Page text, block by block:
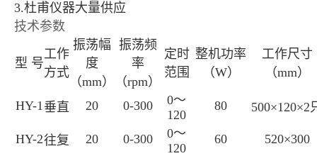
3.杜甫仪器大量供应
技术参数
型 号
工作
方式
振荡幅
度
（mm）
振荡频
率
（rpm）
定时
范围
整机功率
（W）
工作尺寸
（mm）
HY-1垂直 20 0-300 0～
120
80 500×120×2
HY-2往复 20 0-300 0～
120
60 520×300